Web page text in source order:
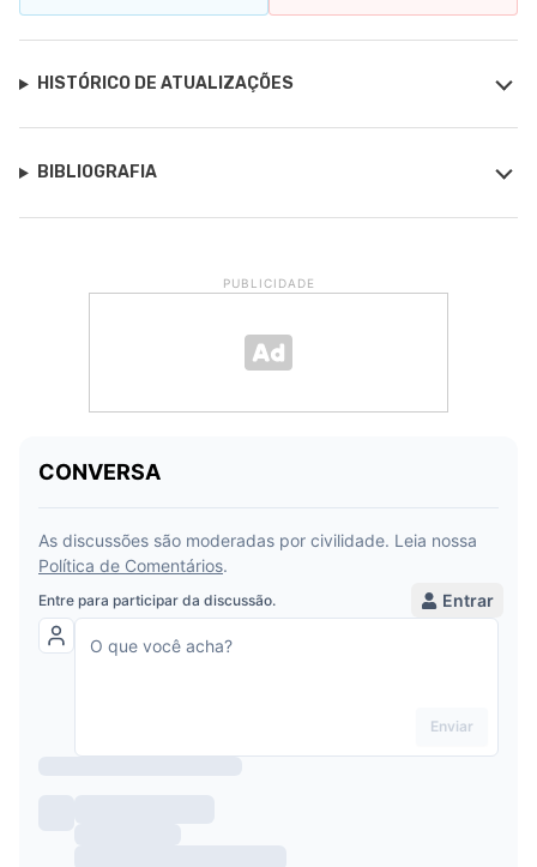
HISTÓRICO DE ATUALIZAÇÕES
BIBLIOGRAFIA
PUBLICIDADE